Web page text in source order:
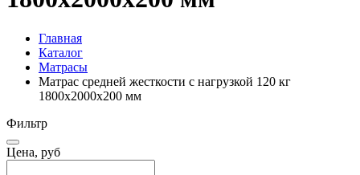
Главная
Каталог
Матрасы
Матрас средней жесткости с нагрузкой 120 кг
1800х2000х200 мм
Фильтр
Цена, руб